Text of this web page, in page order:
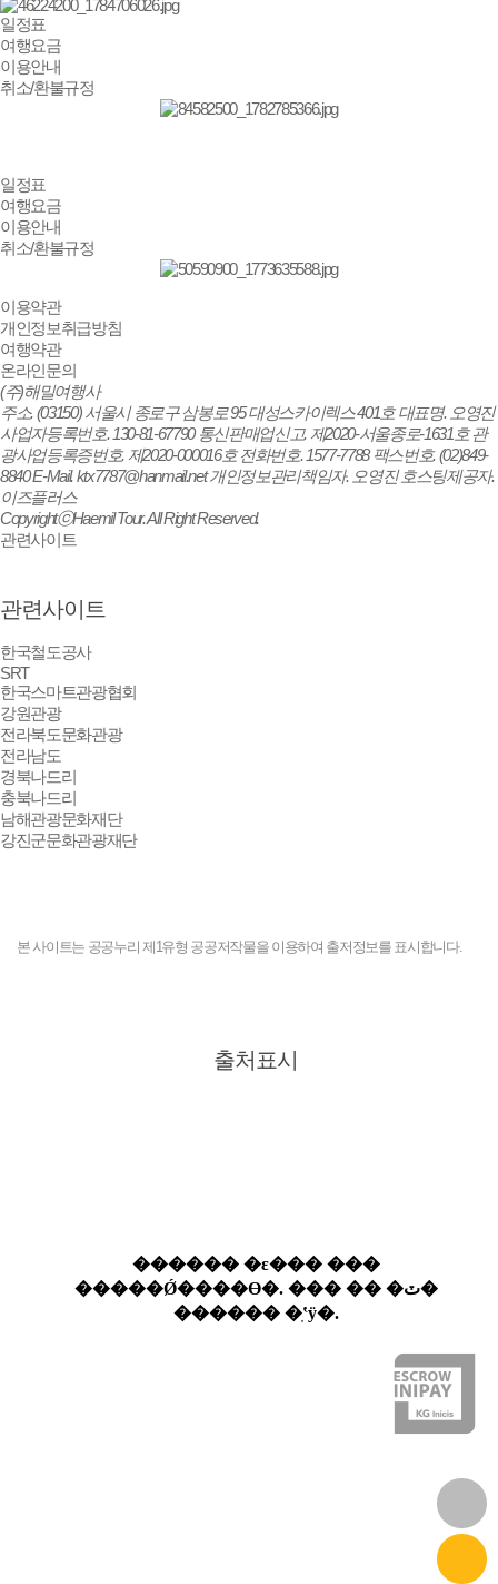
일정표
여행요금
이용안내
취소/환불규정
일정표
여행요금
이용안내
취소/환불규정
이용약관
개인정보취급방침
여행약관
온라인문의
(주)해밀여행사
주소.(03150) 서울시 종로구 삼봉로 95 대성스카이렉스 401호대표명.오영진
사업자등록번호.130-81-67790통신판매업신고.제2020-서울종로-1631호관
광사업등록증번호.제2020-000016호전화번호.1577-7788팩스번호.(02)849-
8840E-Mail.ktx7787@hanmail.net개인정보관리책임자.오영진호스팅제공자.
이즈플러스
CopyrightⓒHaemil Tour. All Right Reserved.
관련사이트
관련사이트
한국철도공사
SRT
한국스마트관광협회
강원관광
전라북도문화관광
전라남도
경북나드리
충북나드리
남해관광문화재단
강진군문화관광재단
본 사이트는 공공누리 제1유형 공공저작물을 이용하여 출저정보를 표시합니다.
출처표시